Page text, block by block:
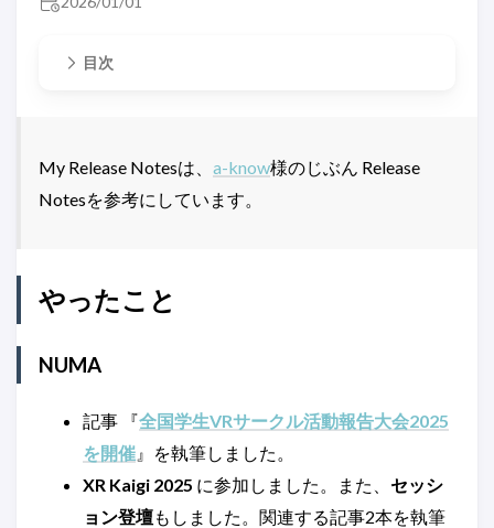
目次
My Release Notesは、 a-know様のじぶん Release
Notesを参考にしています。
やったこと
NUMA
記事 『全国学生VRサークル活動報告大会2025
を開催 』を執筆しました。
XR Kaigi 2025 に参加しました。また、 セッシ
ョン登壇もしました。関連する記事2本を執筆